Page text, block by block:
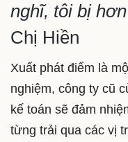
nghĩ, tôi bị
Chị Hiền
Xuất phát điểm là
nghiệm, công ty cũ
kế toán sẽ đảm
từng trải qua các vị